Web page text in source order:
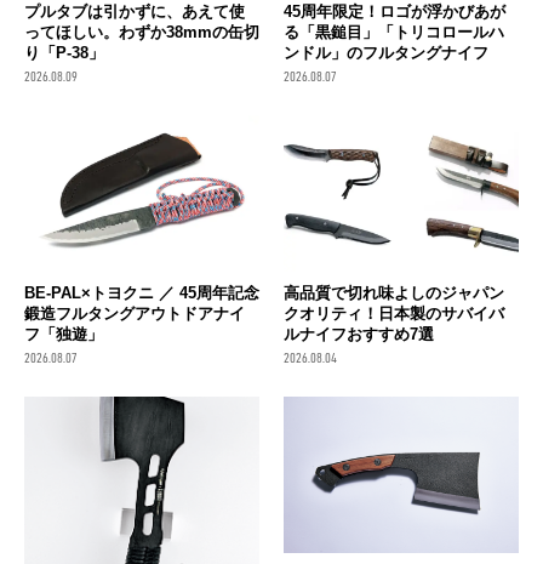
プルタブは引かずに、あえて使
ってほしい。わずか38mmの缶切
り「P-38」
2026.08.09
45周年限定！ロゴが浮かびあが
る「黒鎚目」「トリコロールハ
ンドル」のフルタングナイフ
2026.08.07
BE-PAL×トヨクニ ／ 45周年記念
鍛造フルタングアウトドアナイ
フ「独遊」
2026.08.07
高品質で切れ味よしのジャパン
クオリティ！日本製のサバイバ
ルナイフおすすめ7選
2026.08.04